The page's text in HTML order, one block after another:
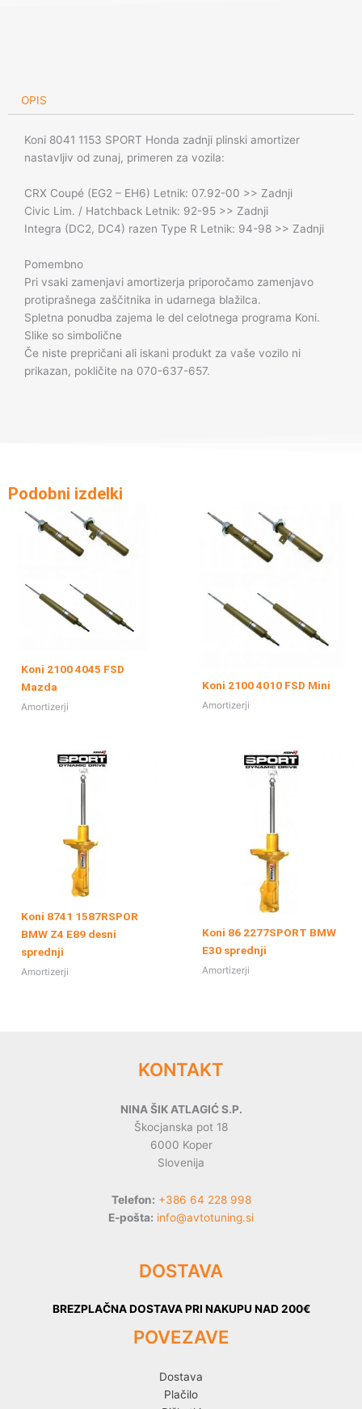
OPIS
Koni 8041 1153 SPORT Honda zadnji plinski amortizer
nastavljiv od zunaj, primeren za vozila:
CRX Coupé (EG2 – EH6) Letnik: 07.92-00 >> Zadnji
Civic Lim. / Hatchback Letnik: 92-95 >> Zadnji
Integra (DC2, DC4) razen Type R Letnik: 94-98 >> Zadnji
Pomembno
Pri vsaki zamenjavi amortizerja priporočamo zamenjavo
protiprašnega zaščitnika in udarnega blažilca.
Spletna ponudba zajema le del celotnega programa Koni.
Slike so simbolične
Če niste prepričani ali iskani produkt za vaše vozilo ni
prikazan, pokličite na 070-637-657.
Podobni izdelki
Koni 2100 4045 FSD
Mazda
Amortizerji
Koni 2100 4010 FSD Mini
Amortizerji
Koni 8741 1587RSPOR
BMW Z4 E89 desni
sprednji
Amortizerji
Koni 86 2277SPORT BMW
E30 sprednji
Amortizerji
KONTAKT
NINA ŠIK ATLAGIĆ S.P.
Škocjanska pot 18
6000 Koper
Slovenija
Telefon: +386 64 228 998
E-pošta: info@avtotuning.si
DOSTAVA
BREZPLAČNA DOSTAVA PRI NAKUPU NAD 200€
POVEZAVE
Dostava
Plačilo